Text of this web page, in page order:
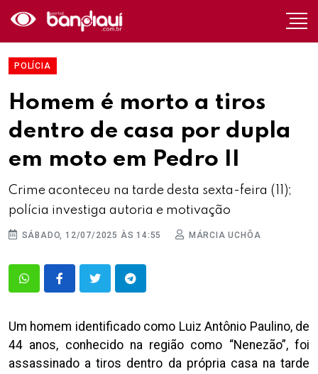
POLÍCIA
Homem é morto a tiros
dentro de casa por dupla
em moto em Pedro II
Crime aconteceu na tarde desta sexta-feira (11);
polícia investiga autoria e motivação
SÁBADO, 12/07/2025 ÀS 14:55 MÁRCIA UCHÔA
Um homem identificado como Luiz Antônio Paulino, de
44 anos, conhecido na região como “Nenezão”, foi
assassinado a tiros dentro da própria casa na tarde